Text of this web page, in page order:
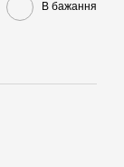
В бажання